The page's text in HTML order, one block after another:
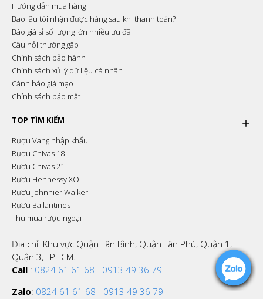
Hướng dẫn mua hàng
Bao lâu tôi nhận được hàng sau khi thanh toán?
Báo giá sỉ số lượng lớn nhiều ưu đãi
Câu hỏi thường gặp
Chính sách bảo hành
Chính sách xử lý dữ liệu cá nhân
Cảnh báo giả mạo
Chính sách bảo mật
TOP TÌM KIẾM
Rượu Vang nhập khẩu
Rượu Chivas 18
Rượu Chivas 21
Rượu Hennessy XO
Rượu Johnnier Walker
Rượu Ballantines
Thu mua rượu ngoại
Địa chỉ: Khu vực Quận Tân Bình, Quận Tân Phú, Quận 1,
Quận 3, TPHCM.
Call : 0824 61 61 68 - 0913 49 36 79
Zalo: 0824 61 61 68 - 0913 49 36 79